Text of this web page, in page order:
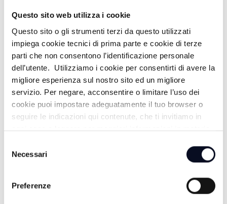
Questo sito web utilizza i cookie
Questo sito o gli strumenti terzi da questo utilizzati
impiega cookie tecnici di prima parte e cookie di terze
parti che non consentono l’identificazione personale
dell’utente. Utilizziamo i cookie per consentirti di avere la
migliore esperienza sul nostro sito ed un migliore
servizio. Per negare, acconsentire o limitare l’uso dei
cookie puoi impostare adeguatamente il tuo browser o
seguire le indicazioni qui contenute, che ti invitiamo in
ogni caso a leggere per maggiori informazioni in materia
delNecessari
Preferenze
2 MESI FA
TALK24 IOR LIFE - 21/05/2026
2 MESI FA
TALK24 E IO PAGO - 07/05/2026